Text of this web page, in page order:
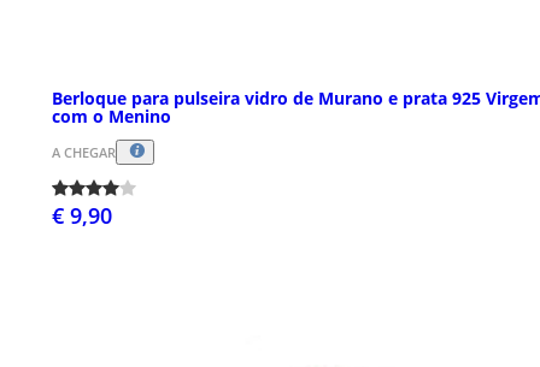
Berloque para pulseira vidro de Murano e prata 925
com o Menino
A CHEGAR
€ 9,90